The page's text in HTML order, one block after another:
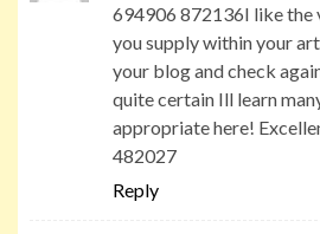
694906 872136I like the
you supply within your
your blog and check
quite certain Ill learn
appropriate here!
482027
Reply